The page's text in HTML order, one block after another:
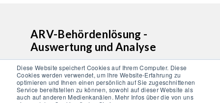
Diese Website speichert Cookies auf Ihrem Computer. Diese
Cookies werden verwendet, um Ihre Website-Erfahrung zu
optimieren und Ihnen einen persönlich auf Sie zugeschnittenen
Service bereitstellen zu können, sowohl auf dieser Website als
auch auf anderen Medienkanälen. Mehr Infos über die von uns
ARV-Behördenlösung -
Auswertung und Analyse
Möglichkeit, verschiedene Ansichten der
Daten (Auswertefenster) auf verschiedenen
Bildschirmen gleichzeitig zu bearbeiten,